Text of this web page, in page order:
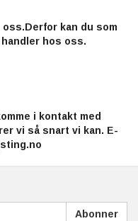
kan du som
hos oss.
i kontakt med
vi så snart vi kan. E-
Abonner